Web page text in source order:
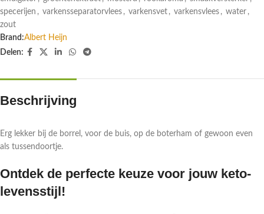
specerijen , varkensseparatorvlees , varkensvet , varkensvlees , water ,
zout
Brand:Albert Heijn
Delen:
Beschrijving
Erg lekker bij de borrel, voor de buis, op de boterham of gewoon even
als tussendoortje.
Ontdek de perfecte keuze voor jouw keto-
levensstijl!